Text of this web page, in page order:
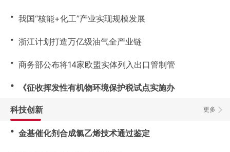
・ 我国“核能+化工”产业实现规模发展
・ 浙江计划打造万亿级油气全产业链
・ 商务部公布将14家欧盟实体列入出口管制管
・ 《征收挥发性有机物环境保护税试点实施办
更多
科技创新
・ 金基催化剂合成氯乙烯技术通过鉴定